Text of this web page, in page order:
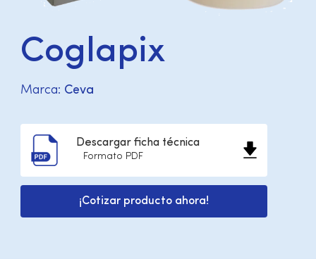
Coglapix
Marca: Ceva
Descargar ficha técnica
Formato PDF
¡Cotizar producto ahora!